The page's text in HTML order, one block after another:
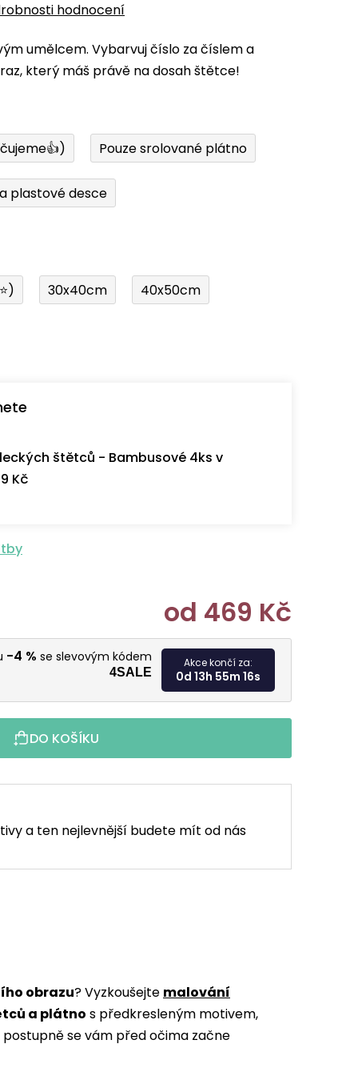
hodnocení
umělcem. Vybarvuj číslo za číslem a
který máš právě na dosah štětce!
Pouze srolované plátno
plastové desce
30x40cm 40x50cm
štětců - Bambusové 4ks v
Kč
od 469 Kč
Měrná
-4 % se slevovým kódem
4SALE
Akce končí za:
0d 13h 55m 15s
DO KOŠÍKU
a ten nejlevnější budete mít od nás
obrazu? Vyzkoušejte malování
a plátno s předkresleným motivem,
se vám před očima začne